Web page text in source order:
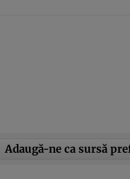
Adaugă-ne ca sursă